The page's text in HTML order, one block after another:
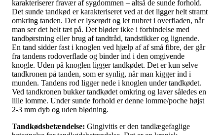
karakteriserer fravær af sygdommen – altså de sunde forhold.
Det sunde tandkød er karakteriseret ved at det ligger helt stramt
omkring tanden. Det er lyserødt og let nubret i overfladen, når
man ser det helt tæt på. Det bløder ikke i forbindelse med
tandbørstning eller brug af tandtråd, tandstikker og lignende.
En tand sidder fast i knoglen ved hjælp af af små fibre, der går
fra tandens rodoverflade og binder ind i den omgivende
knogle. Uden på knoglen ligger tandkødet. Det er kun selve
tandkronen på tanden, som er synlig, når man kigger ind i
munden. Tandens rod ligger nede i knoglen under tandkødet.
Ved tandkronen bukker tandkødet omkring og laver således en
lille lomme. Under sunde forhold er denne lomme/poche højst
2-3 mm dyb og uden blødning.
Tandkødsbetændelse: Gingivitis er den tandlægefaglige